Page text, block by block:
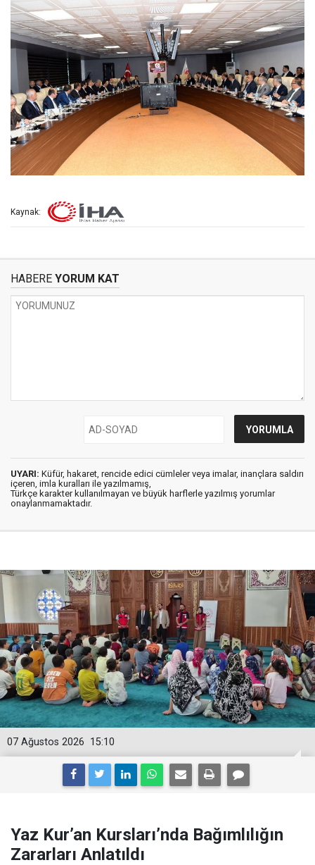
Kaynak:
HABERE YORUM KAT
UYARI: Küfür, hakaret, rencide edici cümleler veya imalar, inançlara saldırı
içeren, imla kuralları ile yazılmamış,
Türkçe karakter kullanılmayan ve büyük harflerle yazılmış yorumlar
onaylanmamaktadır.
15:10
07 Ağustos 2026
Yaz Kur’an Kursları’nda Bağımlılığın
Zararları Anlatıldı